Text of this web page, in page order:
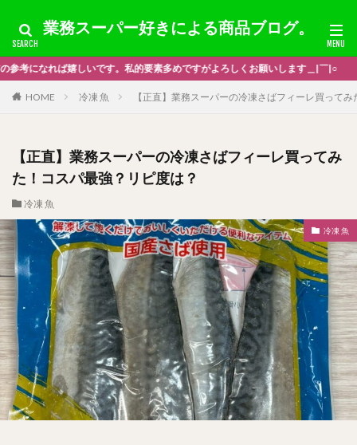
業務スーパー好きによる商品ブログ。
すがよろしくお願いします＿|￣|○
HOME 冷凍 魚 【正直】業務スーパーの冷凍さばフィーレ買って
【正直】業務スーパーの冷凍さばフィーレ買ってみ
た！コスパ最強？リピ度は？
冷凍 魚
冷凍 魚